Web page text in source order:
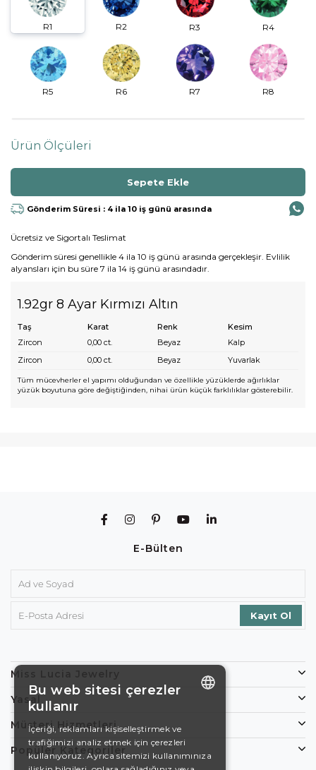
R1 R2 R3 R4
R5 R6 R7 R8
Ürün Ölçüleri
Gönderim Süresi : 4 ila 10 iş günü arasında
Ücretsiz ve Sigortalı Teslimat
Gönderim süresi genellikle 4 ila 10 iş günü arasında gerçekleşir. Evlilik
alyansları için bu süre 7 ila 14 iş günü arasındadır.
1.92gr 8 Ayar Kırmızı Altın
Taş Karat Renk
Kesim
Zircon
0,00 ct. Beyaz
Kalp
Zircon
0,00 ct. Beyaz Yuvarlak
Tüm mücevherler el yapımı olduğundan ve özellikle yüzüklerde ağırlıklar
yüzük boyutuna göre değiştiğinden, nihai ürün küçük farklılıklar gösterebilir.
E-Bülten
Miss Lucia Jewelry
Yasal
Müşteri Hizmetleri
Popüler Kategoriler
DE
EN
Bu web sitesi çerezler
kullanır
İçeriği, reklamları kişiselleştirmek ve
trafiğimizi analiz etmek için çerezleri
kullanıyoruz. Ayrıca sitemizi kullanımınıza